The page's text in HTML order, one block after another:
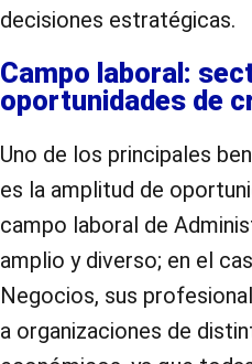
decisiones estratégicas.
Campo laboral:
oportunidades de
Uno de los principales
es la amplitud de
campo laboral de
amplio y diverso; en el
Negocios, sus
a organizaciones de